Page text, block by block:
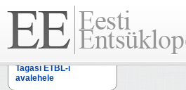
Tagasi ETBL-i
avalehele